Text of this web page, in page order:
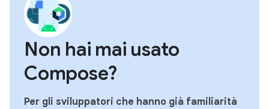
Non hai mai usato
Compose?
Per gli sviluppatori che hanno già familiarità